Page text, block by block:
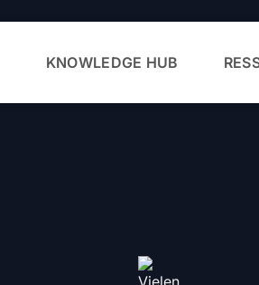
KNOWLEDGE HUB